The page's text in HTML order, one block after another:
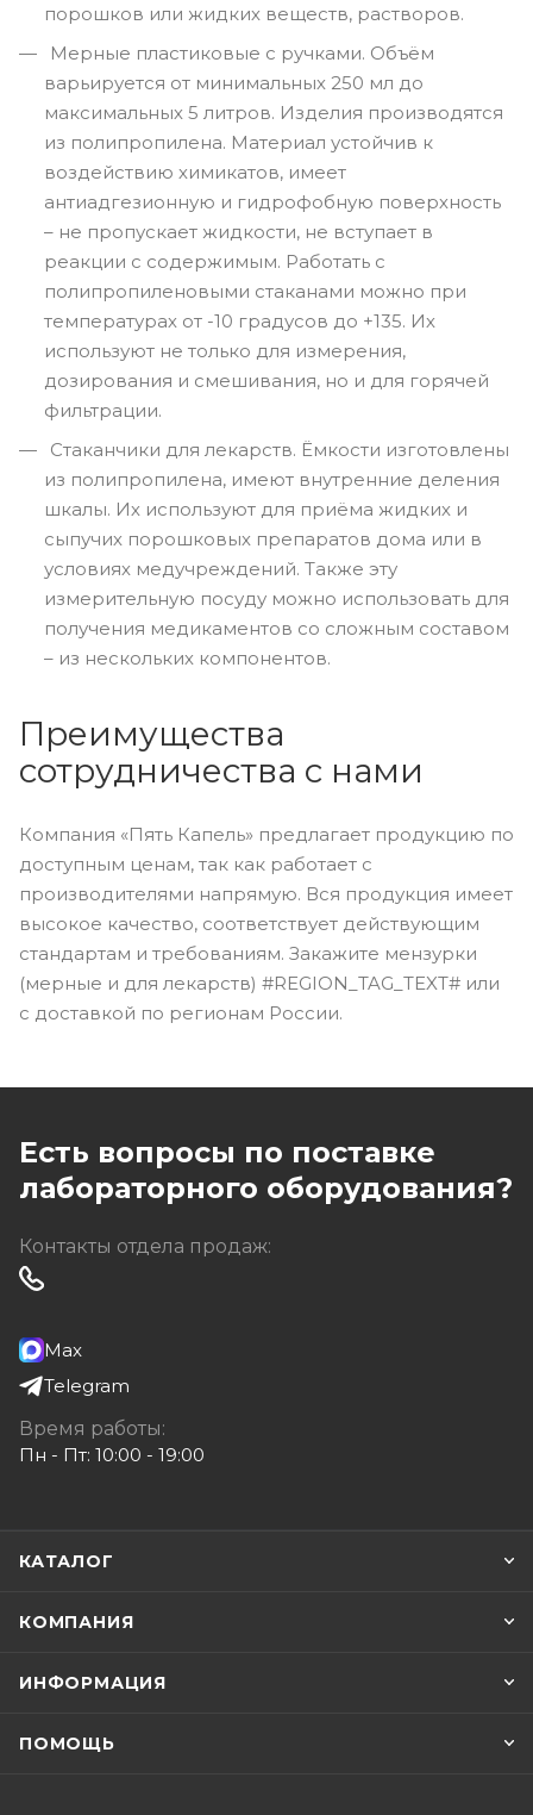
порошков или жидких веществ, растворов.
Мерные пластиковые с ручками. Объём
варьируется от минимальных 250 мл до
максимальных 5 литров. Изделия производятся
из полипропилена. Материал устойчив к
воздействию химикатов, имеет
антиадгезионную и гидрофобную поверхность
– не пропускает жидкости, не вступает в
реакции с содержимым. Работать с
полипропиленовыми стаканами можно при
температурах от -10 градусов до +135. Их
используют не только для измерения,
дозирования и смешивания, но и для горячей
фильтрации.
Стаканчики для лекарств. Ёмкости изготовлены
из полипропилена, имеют внутренние деления
шкалы. Их используют для приёма жидких и
сыпучих порошковых препаратов дома или в
условиях медучреждений. Также эту
измерительную посуду можно использовать для
получения медикаментов со сложным составом
– из нескольких компонентов.
Преимущества
сотрудничества с нами
Компания «Пять Капель» предлагает продукцию по
доступным ценам, так как работает с
производителями напрямую. Вся продукция имеет
высокое качество, соответствует действующим
стандартам и требованиям. Закажите мензурки
(мерные и для лекарств) #REGION_TAG_TEXT# или
с доставкой по регионам России.
Есть вопросы по поставке
лабораторного оборудования?
Контакты отдела продаж:
Max
Telegram
Время работы:
Пн - Пт: 10:00 - 19:00
КАТАЛОГ
КОМПАНИЯ
ИНФОРМАЦИЯ
ПОМОЩЬ